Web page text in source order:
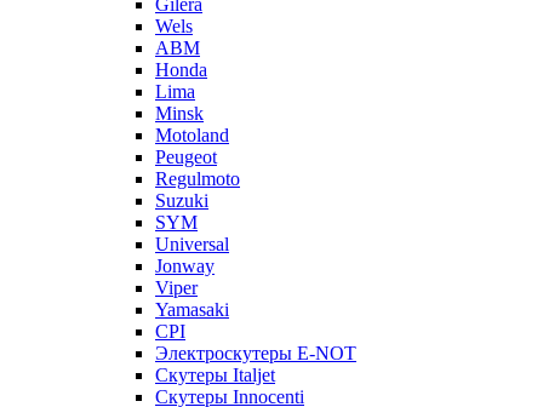
Gilera
Wels
ABM
Honda
Lima
Minsk
Motoland
Peugeot
Regulmoto
Suzuki
SYM
Universal
Jonway
Viper
Yamasaki
CPI
Электроскутеры E-NOT
Скутеры Italjet
Скутеры Innocenti